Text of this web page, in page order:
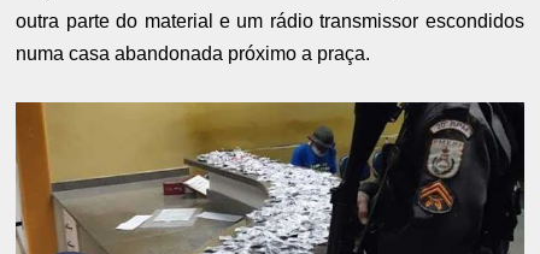
outra parte do material e um rádio transmissor escondidos
numa casa abandonada próximo a praça.